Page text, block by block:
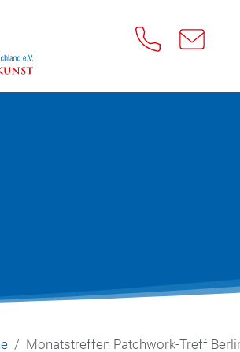
Monatstreffen Patchwork-Treff